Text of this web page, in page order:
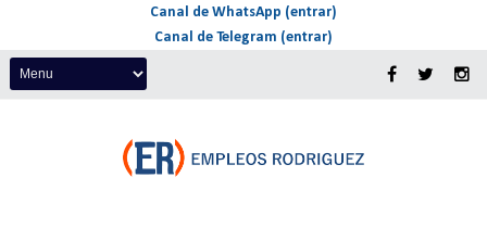
Canal de WhatsApp (entrar)
Canal de Telegram (entrar)